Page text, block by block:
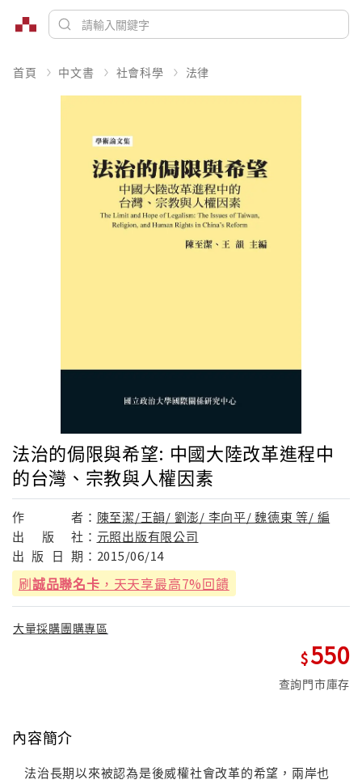
首頁 中文書 社會科學 法律
法治的侷限與希望: 中國大陸改革進程中
的台灣、宗教與人權因素
作 者： 陳至潔/王韻/ 劉澎/ 李向平/ 魏德東 等/ 編
出
版 社： 元照出版有限公司
出 版 日 期： 2015/06/14
刷誠品聯名卡 ，天天享最高7%回饋
大量採購團購專區
550
查詢門市庫存
內容簡介
法治長期以來被認為是後威權社會改革的希望，兩岸也